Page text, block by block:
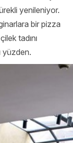
yenileniyor.
bir pizza
tadını
yüzden.